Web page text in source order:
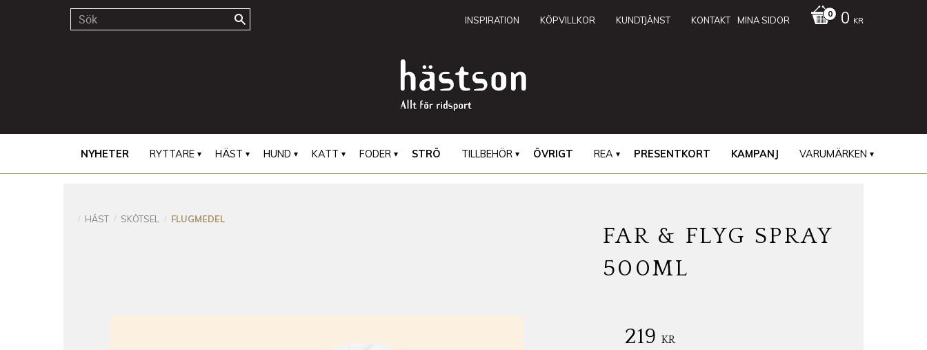
MINA SIDOR
KONTAKT
KUNDTJÄNST
KÖPVILLKOR
INSPIRATION 0 KR
NYHETER RYTTARE HÄST HUND KATT FODER STRÖ TILLBEHÖR ÖVRIGT REA PRESENTKORT KAMPANJ VARUMÄRKEN
HÄST SKÖTSEL FLUGMEDEL
FAR & FLYG SPRAY
500ML
219 KR